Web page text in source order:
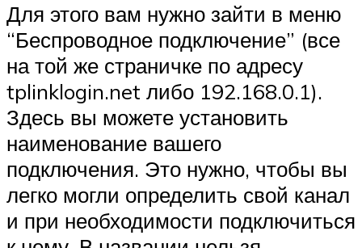
Для этого вам нужно зайти в меню
“Беспроводное подключение” (все
на той же страничке по адресу
tplinklogin.net либо 192.168.0.1).
Здесь вы можете установить
наименование вашего
подключения. Это нужно, чтобы вы
легко могли определить свой канал
и при необходимости подключиться